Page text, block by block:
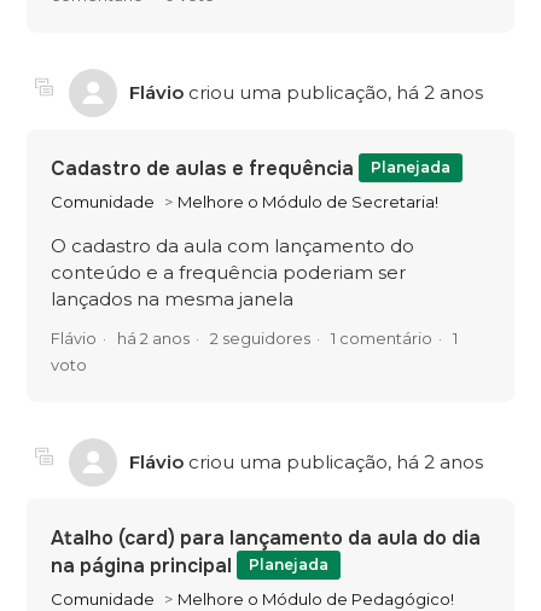
Flávio criou uma publicação, há 2 anos
Cadastro de aulas e frequência Planejada
Comunidade Melhore o Módulo de Secretaria!
O cadastro da aula com lançamento do
conteúdo e a frequência poderiam ser
lançados na mesma janela
Flávio há 2 anos 2 seguidores 1 comentário
1
voto
Flávio criou uma publicação, há 2 anos
Atalho (card) para lançamento da aula do dia
na página principal
Planejada
Comunidade Melhore o Módulo de Pedagógico!